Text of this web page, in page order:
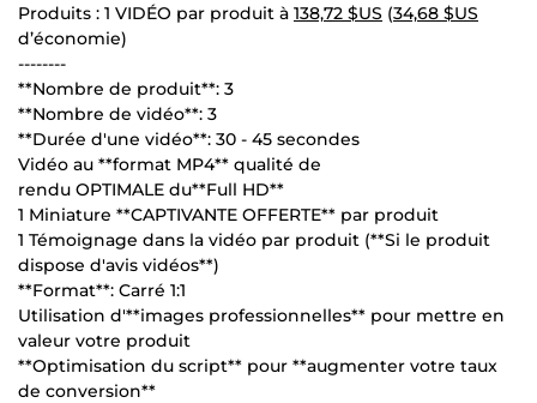
Produits : 1 VIDÉO par produit à 138,72 $US (34,68 $US
d’économie)
--------
**Nombre de produit**: 3
**Nombre de vidéo**: 3
**Durée d'une vidéo**: 30 - 45 secondes
Vidéo au **format MP4** qualité de
rendu OPTIMALE du**Full HD**
1 Miniature **CAPTIVANTE OFFERTE** par produit
1 Témoignage dans la vidéo par produit (**Si le produit
dispose d'avis vidéos**)
**Format**: Carré 1:1
Utilisation d'**images professionnelles** pour mettre en
valeur votre produit
**Optimisation du script** pour **augmenter votre taux
de conversion**